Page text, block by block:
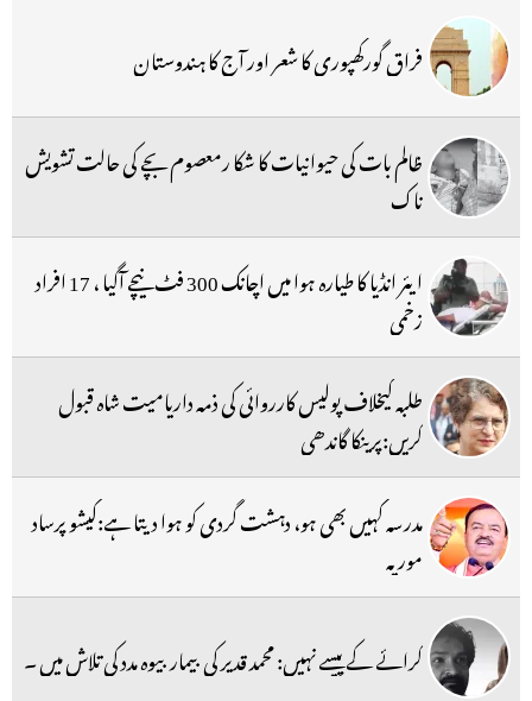
فراق گورکھپوری کا شعر اور آج کا ہندوستان
ظالم بات کی حیوانیات کا شکا رمعصوم بچے کی حالت تشویش
ناک
ایئر انڈیا کا طیارہ ہوا میں اچانک 300 فٹ نیچے آگیا ، 17 افراد
زخمی
طلبہ کیخلاف پولیس کارروائی کی ذمہ داریامیت شاہ قبول
کریں:پرینکا گاندھی
مدرسہ کہیں بھی ہو، دہشت گردی کو ہوا دیتا ہے:کیشو پرساد
موریہ
کرائے کے پیسے نہیں: محمد قدیر کی بیمار بیوہ مدد کی تلاش میں ۔